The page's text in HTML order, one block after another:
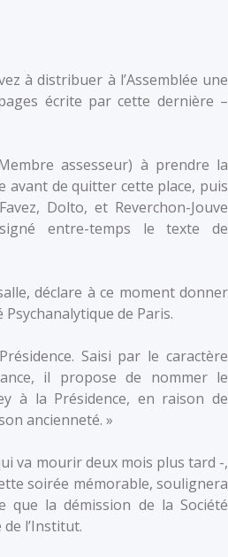
à distribuer à l’Assemblée une
écrite par cette dernière –
assesseur) à prendre la
avant de quitter cette place, puis
Dolto, et Reverchon-Jouve
entre-temps le texte de
déclare à ce moment donner
de Paris.
Saisi par le caractère
il propose de nommer le
à la Présidence, en raison de
ancienneté. »
va mourir deux mois plus tard -,
soirée mémorable, soulignera
que la démission de la Société
l’Institut.